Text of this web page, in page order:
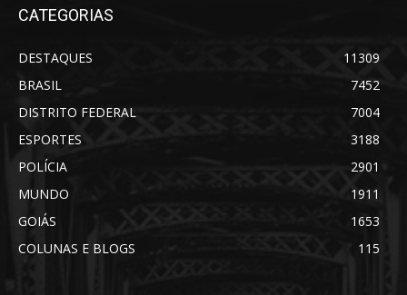
CATEGORIAS
DESTAQUES
11309
BRASIL
7452
DISTRITO FEDERAL
7004
ESPORTES
3188
POLÍCIA
2901
MUNDO
1911
GOIÁS
1653
COLUNAS E BLOGS
115